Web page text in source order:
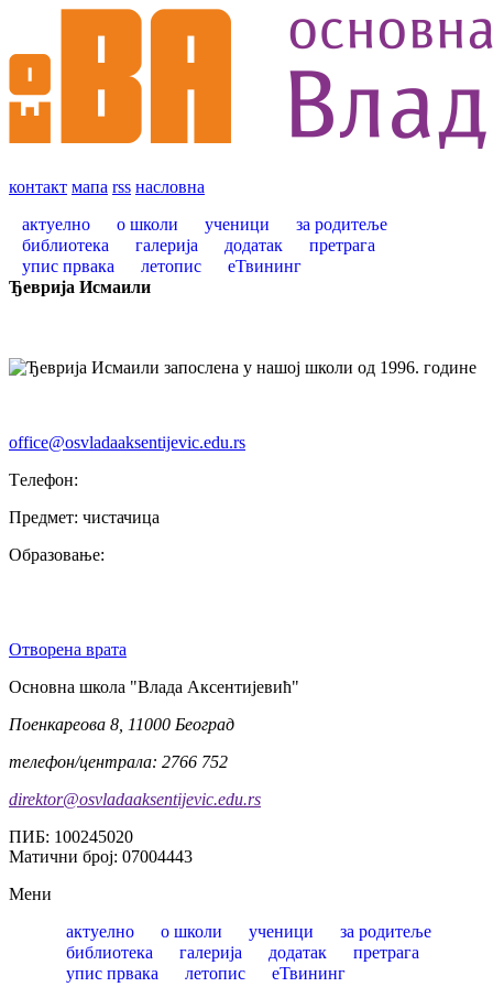
контакт мапа rss насловна
актуелно
о школи ученици
за родитеље
библиотека
галерија додатак
претрага
упис првака
летопис
еТвининг
Ђеврија Исмаили
запослена у нашој школи од 1996. године
office@osvladaaksentijevic.edu.rs
Tелефон:
Предмет: чистачица
Образовање:
Отворена врата
Oсновна школа "Влада Аксентијевић"
Поенкареова 8, 11000 Београд
телефон/централа: 2766 752
direktor@osvladaaksentijevic.edu.rs
ПИБ: 100245020
Матични број: 07004443
Мени
актуелно
о школи ученици
за родитеље
библиотека
галерија додатак
претрага
упис првака
летопис
еТвининг